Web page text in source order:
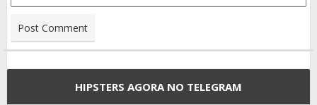
HIPSTERS AGORA NO TELEGRAM